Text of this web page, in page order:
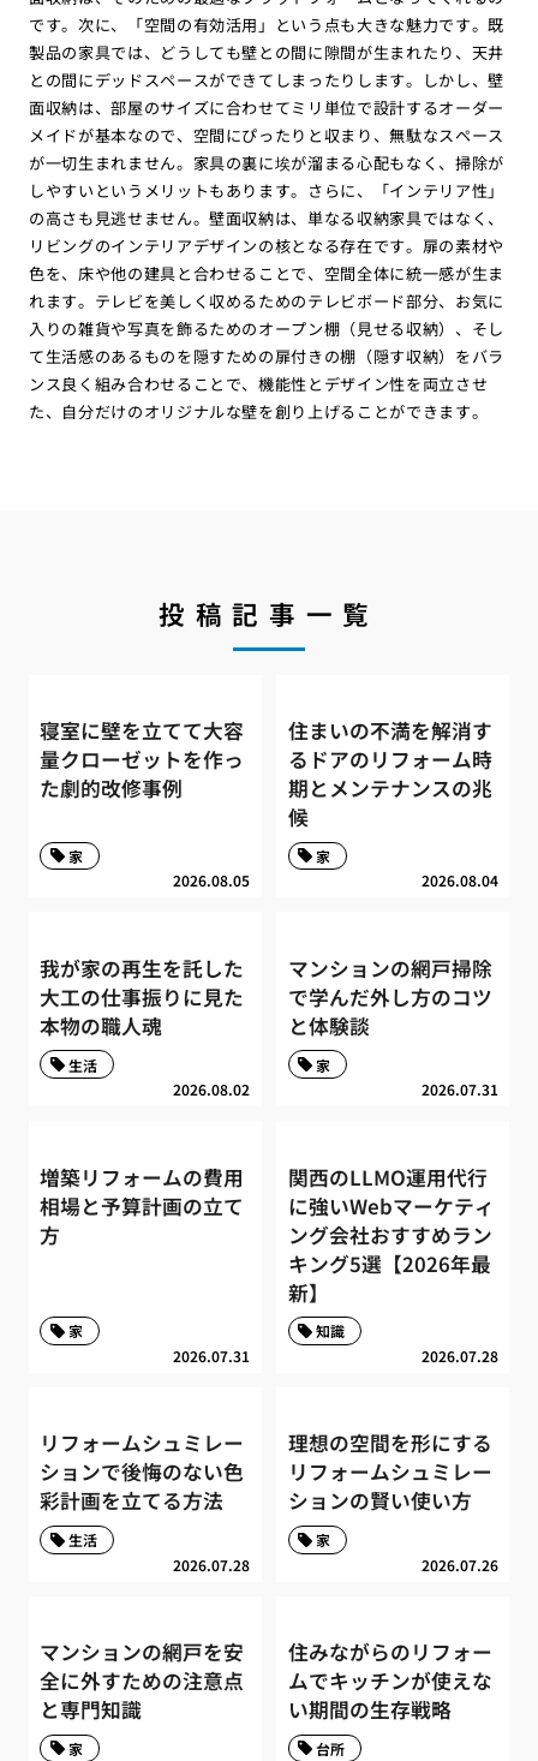
です。次に、「空間の有効活用」という点も大きな魅力です。既
製品の家具では、どうしても壁との間に隙間が生まれたり、天井
との間にデッドスペースができてしまったりします。しかし、壁
面収納は、部屋のサイズに合わせてミリ単位で設計するオーダー
メイドが基本なので、空間にぴったりと収まり、無駄なスペース
が一切生まれません。家具の裏に埃が溜まる心配もなく、掃除が
しやすいというメリットもあります。さらに、「インテリア性」
の高さも見逃せません。壁面収納は、単なる収納家具ではなく、
リビングのインテリアデザインの核となる存在です。扉の素材や
色を、床や他の建具と合わせることで、空間全体に統一感が生ま
れます。テレビを美しく収めるためのテレビボード部分、お気に
入りの雑貨や写真を飾るためのオープン棚（見せる収納）、そし
て生活感のあるものを隠すための扉付きの棚（隠す収納）をバラ
ンス良く組み合わせることで、機能性とデザイン性を両立させ
た、自分だけのオリジナルな壁を創り上げることができます。
投稿記事一覧
寝室に壁を立てて大容
量クローゼットを作っ
た劇的改修事例
2026.08.05
家
住まいの不満を解消す
るドアのリフォーム時
期とメンテナンスの兆
候
2026.08.04
家
我が家の再生を託した
大工の仕事振りに見た
本物の職人魂
2026.08.02
生活
マンションの網戸掃除
で学んだ外し方のコツ
と体験談
2026.07.31
家
増築リフォームの費用
相場と予算計画の立て
方
2026.07.31
家
関西のLLMO運用代行
に強いWebマーケティ
ング会社おすすめラン
キング5選【2026年最
新】
2026.07.28
知識
リフォームシュミレー
ションで後悔のない色
彩計画を立てる方法
2026.07.28
生活
理想の空間を形にする
リフォームシュミレー
ションの賢い使い方
2026.07.26
家
マンションの網戸を安
全に外すための注意点
と専門知識
家
住みながらのリフォー
ムでキッチンが使えな
い期間の生存戦略
台所